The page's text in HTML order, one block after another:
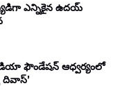
ఎన్నికైన ఉదయ్
ఫౌండేషన్ ఆధ్వర్యంలో
దివాస్’